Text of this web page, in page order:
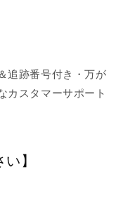
追跡番号付き・万が
カスタマーサポート
】